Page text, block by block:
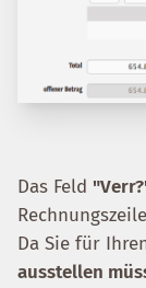
Das Feld
Da Sie für
ausstellen